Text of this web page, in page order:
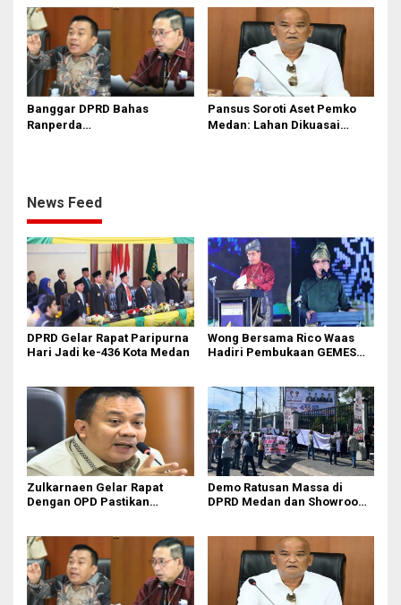
Banjir
Soroti Dugaan Bangunan
Tanpa PBG
Banggar DPRD Bahas
Ranperda
Pansus Soroti Aset Pemko
Medan: Lahan Dikuasai
News Feed
DPRD Gelar Rapat Paripurna
Hari Jadi ke-436 Kota Medan
Wong Bersama Rico Waas
Hadiri Pembukaan GEMES
Zulkarnaen Gelar Rapat
Dengan OPD Pastikan
Demo Ratusan Massa di
DPRD Medan dan Showroom